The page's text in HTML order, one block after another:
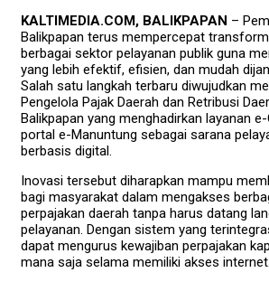
KALTIMEDIA.COM, BALIKPAPAN –
Balikpapan terus mempercepat
berbagai sektor pelayanan publik guna
yang lebih efektif, efisien, dan mudah
Salah satu langkah terbaru diwujudkan
Pengelola Pajak Daerah dan Retribusi
Balikpapan yang menghadirkan layanan
portal e-Manuntung sebagai sarana
berbasis digital.
Inovasi tersebut diharapkan mampu
bagi masyarakat dalam mengakses
perpajakan daerah tanpa harus datang
pelayanan. Dengan sistem yang
dapat mengurus kewajiban perpajakan
mana saja selama memiliki akses internet.